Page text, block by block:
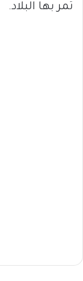
تمر بها البلاد.